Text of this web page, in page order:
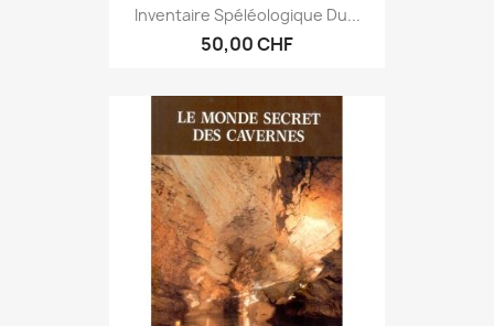
Inventaire Spéléologique Du...
50,00 CHF